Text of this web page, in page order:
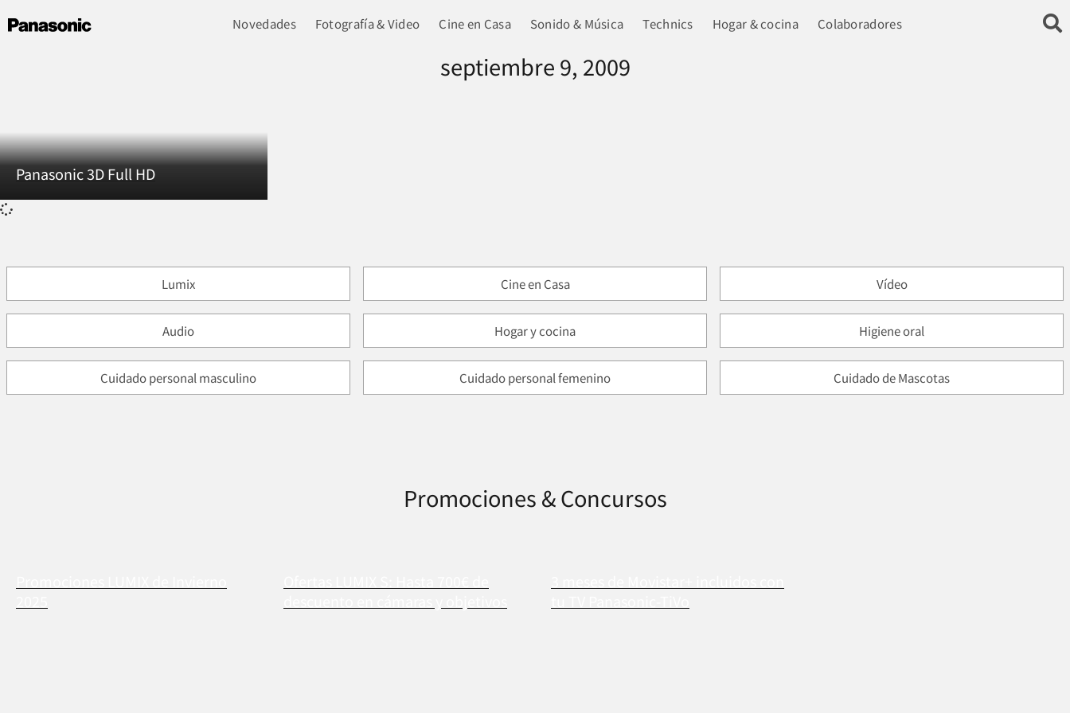
Novedades Fotografía & Video Cine en Casa Sonido & Música Technics Hogar & cocina Colaboradores
septiembre 9, 2009
Panasonic 3D Full HD
Lumix Cine en Casa Vídeo
Audio Hogar y cocina Higiene oral
Cuidado personal masculino Cuidado personal femenino Cuidado de Mascotas
Promociones & Concursos